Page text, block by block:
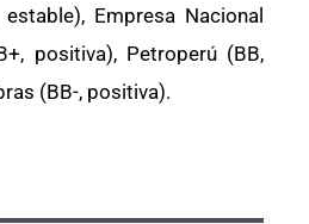
Empresa Nacional
positiva), Petroperú (BB,
(BB-, positiva).